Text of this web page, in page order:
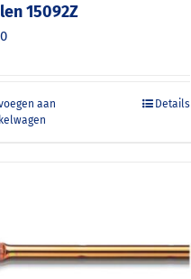
15092Z
aan
Details